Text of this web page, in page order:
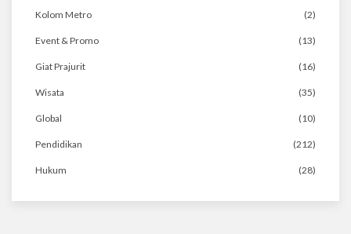
Kolom Metro (2)
Event & Promo (13)
Giat Prajurit (16)
Wisata (35)
Global (10)
Pendidikan (212)
Hukum (28)